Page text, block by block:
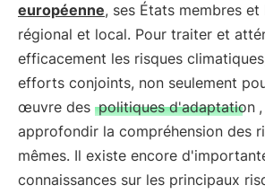
européenne, ses États membres et
régional et local. Pour traiter et
efficacement les risques
efforts conjoints, non seulement
œuvre des politiques d'adaptation
approfondir la compréhension des
mêmes. Il existe encore
connaissances sur les principaux